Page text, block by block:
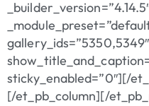
sticky_enabled=”0″][/
[/et_pb_column][/